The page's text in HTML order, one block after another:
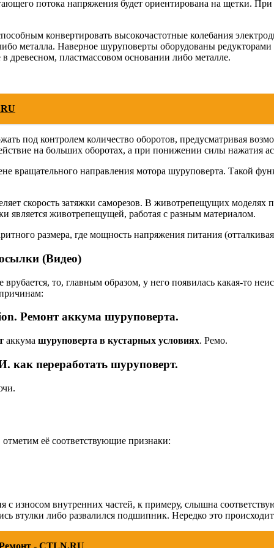
потока напряжения будет ориентирована на щетки.
конвертировать высокочастотные колебания
металла. Наверное шуруповерты оборудованы
древесном, пластмассовом основании либо металле.
под контролем количество оборотов, предусматривая
на больших оборотах, а при понижении силы нажатия
вращательного направления мотора шуруповерта. Такой
скорость затяжки саморезов. В животрепещущих моделях
является животрепещущей, работая с разным материалом.
размера, где мощность напряжения питания
(Видео)
то, главным образом, у него появилась какая-то
Ремонт аккума шуруповерта.
аккума шуруповерта в кустарных условиях. Ремо.
. как переработать шуруповерт.
её соответствующие признаки:
с износом внутренних частей, к примеру, слышна
втулки либо развалился подшипник. Нередко это
- CTLN.RU